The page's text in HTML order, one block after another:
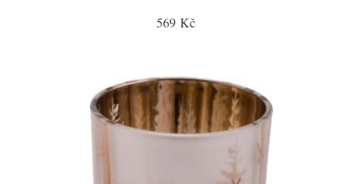
569 Kč